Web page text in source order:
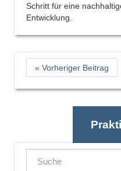
Schritt für eine
Entwicklung.
« Vorheriger Beitrag